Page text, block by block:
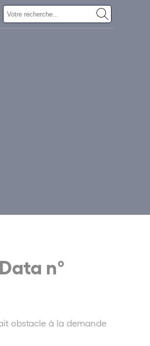
n°
obstacle à la demande